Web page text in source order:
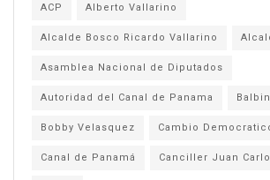
ACP Alberto Vallarino
Alcalde Bosco Ricardo Vallarino
Asamblea Nacional de Diputados
Autoridad del Canal de Panama
Bobby Velasquez Cambio
Canal de Panamá Canciller Juan